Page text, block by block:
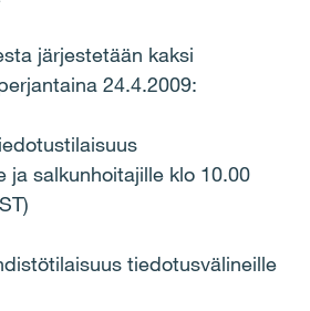
järjestetään kaksi
24.4.2009:
ja salkunhoitajille klo 10.00
tiedotusvälineille